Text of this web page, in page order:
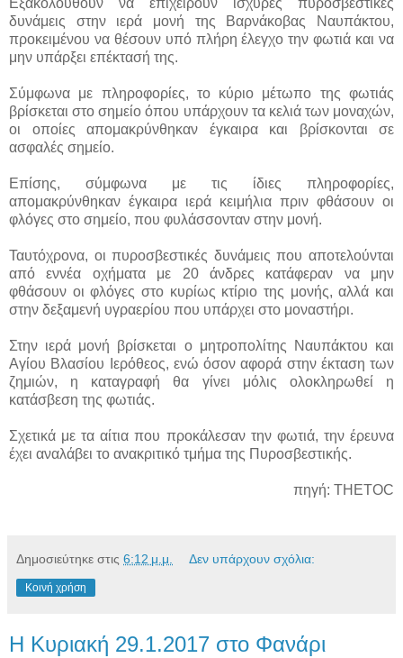
Εξακολουθούν να επιχειρούν ισχυρές πυροσβεστικές
δυνάμεις στην ιερά μονή της Βαρνάκοβας Ναυπάκτου,
προκειμένου να θέσουν υπό πλήρη έλεγχο την φωτιά και να
μην υπάρξει επέκτασή της.
Σύμφωνα με πληροφορίες, το κύριο μέτωπο της φωτιάς
βρίσκεται στο σημείο όπου υπάρχουν τα κελιά των μοναχών,
οι οποίες απομακρύνθηκαν έγκαιρα και βρίσκονται σε
ασφαλές σημείο.
Επίσης, σύμφωνα με τις ίδιες πληροφορίες,
απομακρύνθηκαν έγκαιρα ιερά κειμήλια πριν φθάσουν οι
φλόγες στο σημείο, που φυλάσσονταν στην μονή.
Ταυτόχρονα, οι πυροσβεστικές δυνάμεις που αποτελούνται
από εννέα οχήματα με 20 άνδρες κατάφεραν να μην
φθάσουν οι φλόγες στο κυρίως κτίριο της μονής, αλλά και
στην δεξαμενή υγραερίου που υπάρχει στο μοναστήρι.
Στην ιερά μονή βρίσκεται ο μητροπολίτης Ναυπάκτου και
Αγίου Βλασίου Ιερόθεος, ενώ όσον αφορά στην έκταση των
ζημιών, η καταγραφή θα γίνει μόλις ολοκληρωθεί η
κατάσβεση της φωτιάς.
Σχετικά με τα αίτια που προκάλεσαν την φωτιά, την έρευνα
έχει αναλάβει το ανακριτικό τμήμα της Πυροσβεστικής.
πηγή: THETOC
Δημοσιεύτηκε στις 6:12 μ.μ. Δεν υπάρχουν σχόλια:
Κοινή χρήση
Η Κυριακή 29.1.2017 στο Φανάρι